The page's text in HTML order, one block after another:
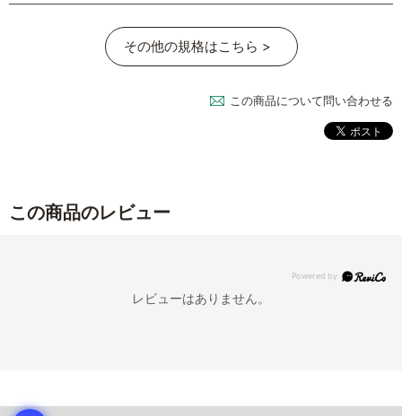
その他の規格はこちら >
この商品について問い合わせる
この商品のレビュー
レビューはありません。